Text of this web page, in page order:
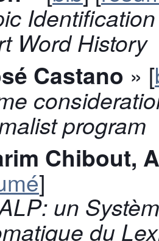
Word History
Castano » [
program
Chibout,
]
un
du